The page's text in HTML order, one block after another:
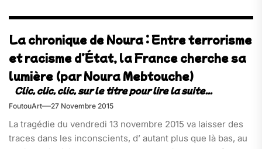
cette dernière de se faire[…]
La chronique de Noura : Entre terrorisme
et racisme d’État, la France cherche sa
lumière (par Noura Mebtouche)
FoutouArt 27 Novembre 2015
La tragédie du vendredi 13 novembre 2015 va laisser des
traces dans les inconscients, d’ autant plus que là bas, au